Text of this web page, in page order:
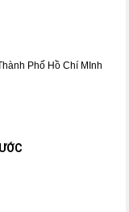
Phố Hồ Chí MInh